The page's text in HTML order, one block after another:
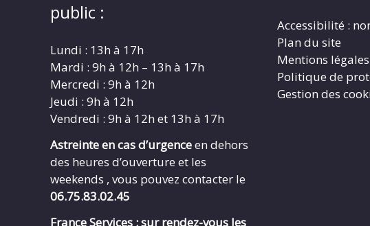
public :
Lundi : 13h à 17h
Mardi : 9h à 12h – 13h à 17h
Mercredi : 9h à 12h
Jeudi : 9h à 12h
Vendredi : 9h à 12h et 13h à 17h
Astreinte en cas d’urgenceen dehors
des heures d’ouverture et les
weekends , vous pouvez contacter le
06.75.83.02.45
France Services : sur rendez-vous les
Accessibilité :
Plan du site
Mentions légales
Politique de
Gestion des